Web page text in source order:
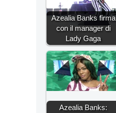
Azealia Banks firma
con il manager di
Lady Gaga
Azealia Banks: